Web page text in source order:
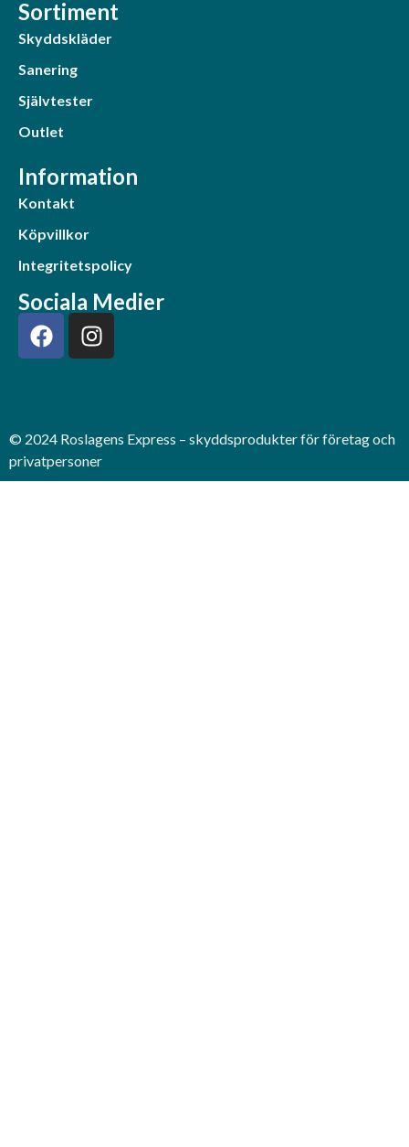
Sortiment
Skyddskläder
Sanering
Självtester
Outlet
Information
Kontakt
Köpvillkor
Integritetspolicy
Sociala Medier
© 2024 Roslagens Express – skyddsprodukter för företag och
privatpersoner